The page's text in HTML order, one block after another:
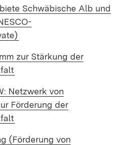
Schwäbische Alb und
zur Stärkung der
Netzwerk von
Förderung der
(Förderung von